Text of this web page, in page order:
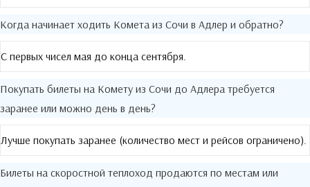
Когда начинает ходить Комета из Сочи в Адлер и обратно?
С первых чисел мая до конца сентября.
Покупать билеты на Комету из Сочи до Адлера требуется
заранее или можно день в день?
Лучше покупать заранее (количество мест и рейсов ограничено).
Билеты на скоростной теплоход продаются по местам или